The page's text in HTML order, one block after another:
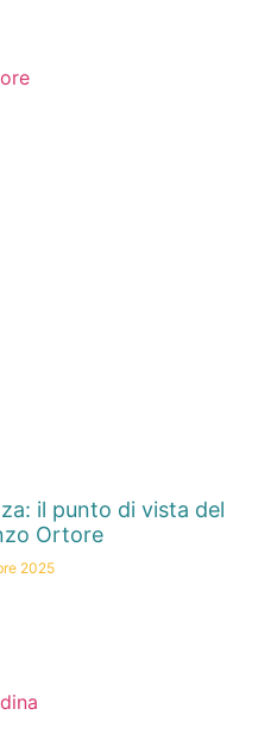
il punto di vista del
Ortore
2025